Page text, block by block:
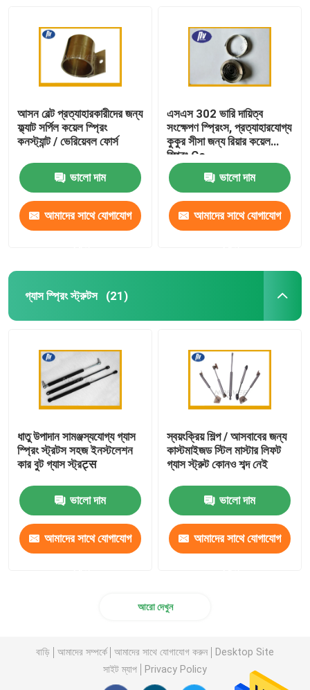
আসন বেল্ট প্রত্যাহারকারীদের জন্য
ফ্ল্যাট সর্পিল কয়েল স্প্রিং
কনস্ট্যান্ট / ভেরিয়েবল ফোর্স
ভালো দাম
আমাদের সাথে যোগাযোগ
এসএস 302 ভারি দায়িত্ব
সংক্ষেপণ স্প্রিংস, প্রত্যাহারযোগ্য
কুকুর সীসা জন্য রিয়ার কয়েল
স্প্রিং Co
ভালো দাম
আমাদের সাথে যোগাযোগ
গ্যাস স্প্রিং স্ট্রুটস (21)
ধাতু উপাদান সামঞ্জস্যযোগ্য গ্যাস
স্প্রিং স্ট্রটস সহজ ইনস্টলেশন
কার বুট গ্যাস স্ট্রट्स
ভালো দাম
আমাদের সাথে যোগাযোগ
স্বয়ংক্রিয় শিল্প / আসবাবের জন্য
কাস্টমাইজড স্টিল মাস্টার লিফট
গ্যাস স্ট্রুট কোনও শব্দ নেই
ভালো দাম
আমাদের সাথে যোগাযোগ
আরো দেখুন
বাড়ি আমাদের সম্পর্কে আমাদের সাথে যোগাযোগ করুন
Desktop Site
সাইট ম্যাপ
Privacy Policy